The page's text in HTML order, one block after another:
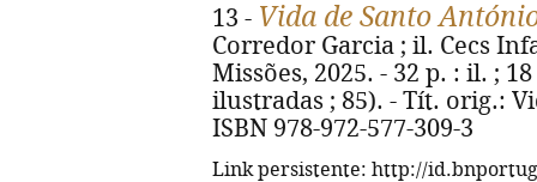
13 - Vida de Santo
Corredor Garcia ; il. Cecs
Missões, 2025. - 32 p. : il. ;
ilustradas ; 85). - Tít. orig.:
ISBN 978-972-577-309-3
Link persistente: http://